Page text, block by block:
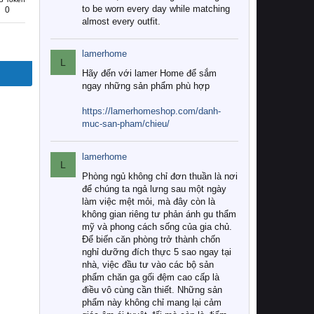
0
to be worn every day while matching
almost every outfit.
L
lamerhome
Hãy đến với lamer Home để sắm
ngay những sản phẩm phù hợp
https://lamerhomeshop.com/danh-
muc-san-pham/chieu/
L
lamerhome
Phòng ngủ không chỉ đơn thuần là nơi
để chúng ta ngả lưng sau một ngày
làm việc mệt mỏi, mà đây còn là
không gian riêng tư phản ánh gu thẩm
mỹ và phong cách sống của gia chủ.
Để biến căn phòng trở thành chốn
nghỉ dưỡng đích thực 5 sao ngay tại
nhà, việc đầu tư vào các bộ sản
phẩm chăn ga gối đệm cao cấp là
điều vô cùng cần thiết. Những sản
phẩm này không chỉ mang lại cảm